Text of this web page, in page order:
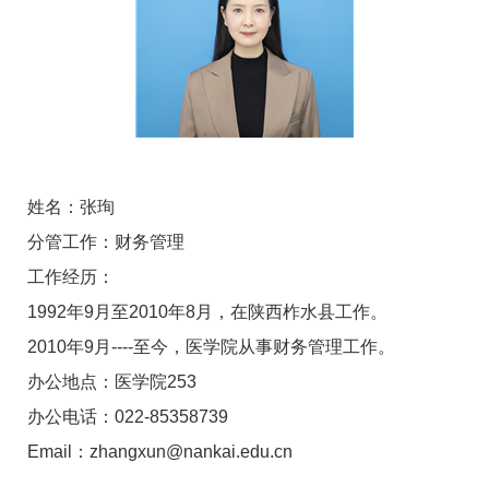
姓名：张珣
分管工作：财务管理
工作经历：
1992年9月至2010年8月，在陕西柞水县工作。
2010年9月 ----至今，医学院从事财务管理工作。
办公地点：医学院253
办公电话： 022-85358739
Email
： zhangxun@nankai.edu.cn